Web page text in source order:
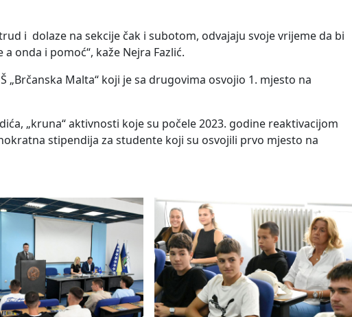
i dolaze na sekcije čak i subotom, odvajaju svoje vrijeme da bi
onda i pomoć“, kaže Nejra Fazlić.
Malta“ koji je sa drugovima osvojio 1. mjesto na
„kruna“ aktivnosti koje su počele 2023. godine reaktivacijom
stipendija za studente koji su osvojili prvo mjesto na